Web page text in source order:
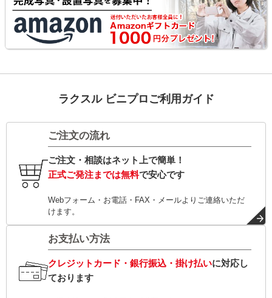
ラクスル ビニプロご利用ガイド
ご注文の流れ
ご注文・相談はネット上で簡単！
正式ご発注までは無料で安心です
Webフォーム・お電話・FAX・メールよりご連絡いただ
けます。
お支払い方法
クレジットカード・銀行振込・掛け払いに対応し
ております